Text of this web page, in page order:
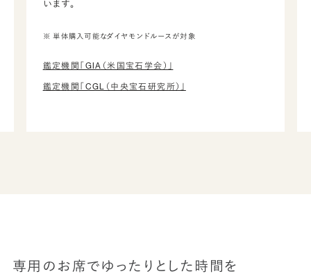
います。
※ 単体購入可能なダイヤモンドルースが対象
鑑定機関「GIA（米国宝石学会）」
鑑定機関「CGL（中央宝石研究所）」
専用のお席でゆったりとした時間を